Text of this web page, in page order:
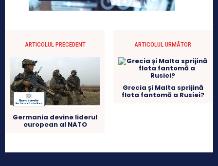
ARTICOLUL PRECEDENT
Germania devine liderul
european al NATO
ARTICOLUL URMĂTOR
Grecia și Malta sprijină
flota fantomă a Rusiei?